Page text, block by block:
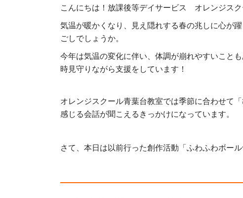
こんにちは！放課後等デイサービス オレンジスク
気温が暖かくなり、見え隠れする春の兆しに心が
ごしでしょうか。
今年は気温の変化に伴い、体調が崩れやすいこと
時見守りながら支援をしています！
オレンジスクール青葉台教室では季節に合わせて
感じる会話が聞こえるきっかけになっています。
さて、本日は以前行った創作活動「ふわふわボー